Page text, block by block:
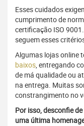
Esses cuidados
cumprimento de
certificação ISO
seguem esses
Algumas lojas online
baixos, entregando
de má qualidade ou
na entrega. Muitas
constrangimento no
Por isso, desconfie
uma última